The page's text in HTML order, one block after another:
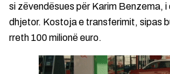
si zëvendësues për Karim Benzema, i
dhjetor. Kostoja e transferimit, sipas
rreth 100 milionë euro.